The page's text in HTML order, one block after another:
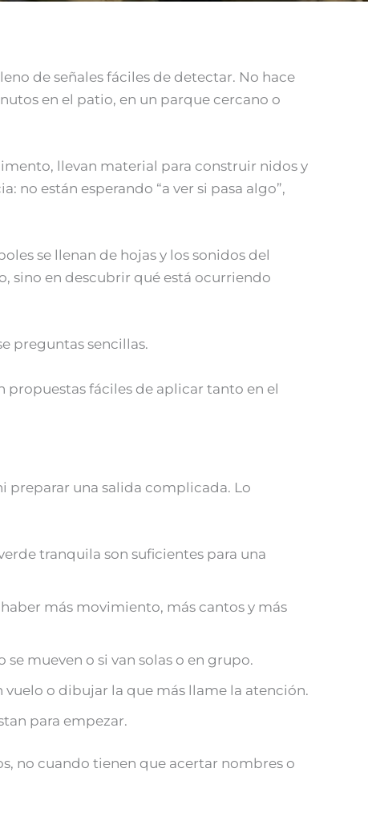
de señales fáciles de detectar. No hace
en el patio, en un parque cercano o
llevan material para construir nidos y
no están esperando “a ver si pasa algo”,
se llenan de hojas y los sonidos del
sino en descubrir qué está ocurriendo
preguntas sencillas.
propuestas fáciles de aplicar tanto en el
preparar una salida complicada. Lo
tranquila son suficientes para una
más movimiento, más cantos y más
mueven o si van solas o en grupo.
vuelo o dibujar la que más llame la atención.
para empezar.
no cuando tienen que acertar nombres o